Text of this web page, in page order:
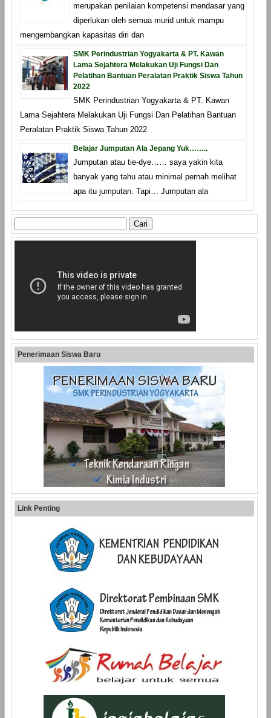
merupakan penilaian kompetensi mendasar yang
diperlukan oleh semua murid untuk mampu
mengembangkan kapasitas diri dan
SMK Perindustrian Yogyakarta & PT. Kawan
Lama Sejahtera Melakukan Uji Fungsi Dan
Pelatihan Bantuan Peralatan Praktik Siswa Tahun
2022
SMK Perindustrian Yogyakarta & PT. Kawan
Lama Sejahtera Melakukan Uji Fungsi Dan Pelatihan Bantuan
Peralatan Praktik Siswa Tahun 2022
Belajar Jumputan Ala Jepang Yuk……..
Jumputan atau tie-dye…… saya yakin kita
banyak yang tahu atau minimal pernah melihat
apa itu jumputan. Tapi… Jumputan ala
untuk:
Penerimaan Siswa Baru
Link Penting